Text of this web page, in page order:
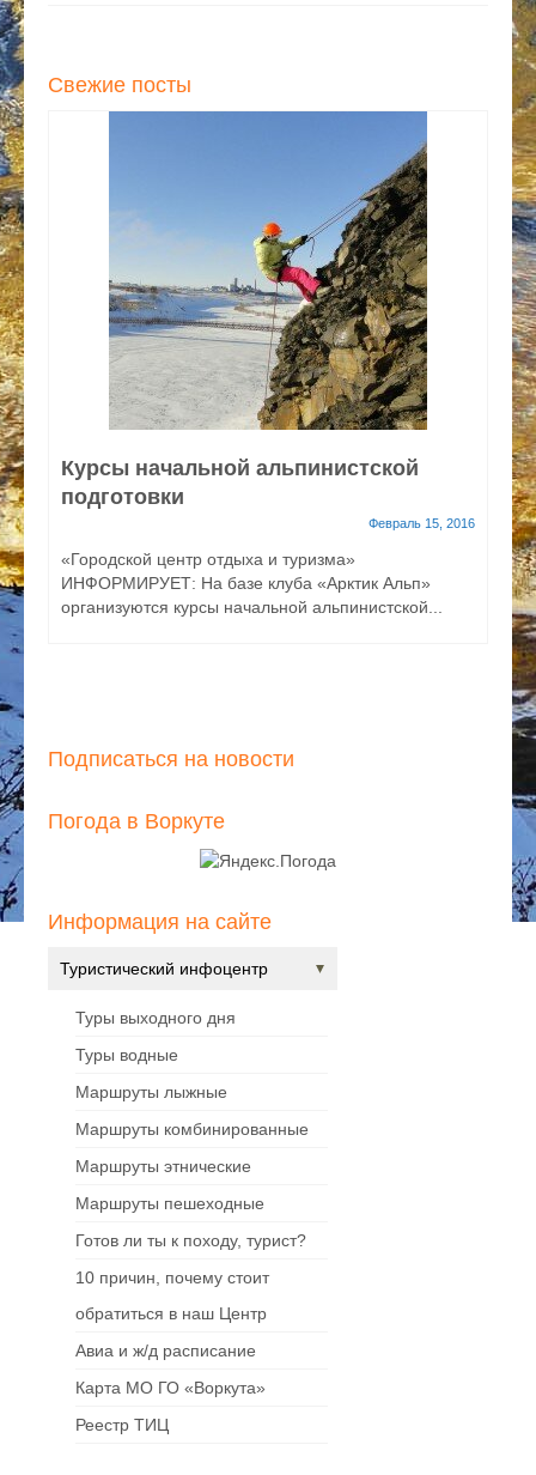
Свежие посты
Курсы начальной альпинистской
подготовки
Февраль 15, 2016
«Городской центр отдыха и туризма»
ИНФОРМИРУЕТ: На базе клуба «Арктик Альп»
организуются курсы начальной альпинистской...
Подписаться на новости
Погода в Воркуте
Информация на сайте
Туристический инфоцентр
Туры выходного дня
Туры водные
Маршруты лыжные
Маршруты комбинированные
Маршруты этнические
Маршруты пешеходные
Готов ли ты к походу, турист?
10 причин, почему стоит
обратиться в наш Центр
Авиа и ж/д расписание
Карта МО ГО «Воркута»
Реестр ТИЦ